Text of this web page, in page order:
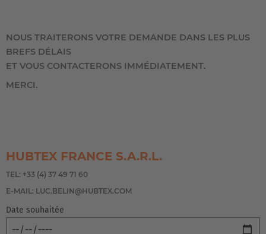
NOUS TRAITERONS VOTRE DEMANDE DANS LES PLUS
BREFS DÉLAIS
ET VOUS CONTACTERONS IMMÉDIATEMENT.
MERCI.
HUBTEX FRANCE S.A.R.L.
TEL: +33 (4) 37 49 71 60
E-MAIL: LUC.BELIN@HUBTEX.COM
Date souhaitée